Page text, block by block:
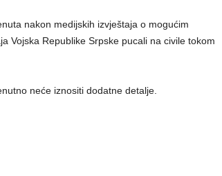
nakon medijskih izvještaja o mogućim
Vojska Republike Srpske pucali na civile tokom
neće iznositi dodatne detalje.